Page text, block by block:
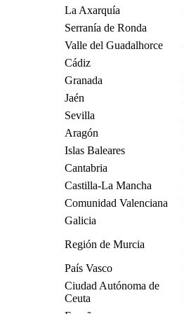
La Axarquía
Serranía de Ronda
Valle del Guadalhorce
Cádiz
Granada
Jaén
Sevilla
Aragón
Islas Baleares
Cantabria
Castilla-La Mancha
Comunidad Valenciana
Galicia
Región de Murcia
País Vasco
Ciudad Autónoma de
Ceuta